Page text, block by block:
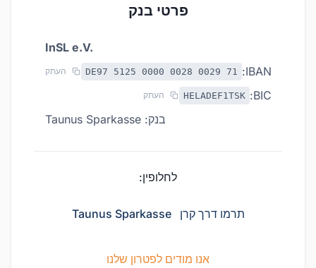
פרטי בנק
InSL e.V.‎
IBAN:
DE97 5125 0000 0028 0029 71 העתק
BIC:
HELADEF1TSK העתק
בנק: Taunus Sparkasse
לחלופין:
תרמו דרך קרן Taunus Sparkasse
אנו מודים לפטרון שלנו